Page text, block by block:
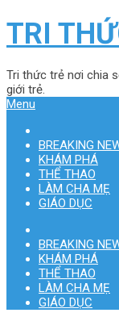
TRI
Tri thức trẻ nơi chia
giới trẻ.
Menu
BREAKING
KHÁM PHÁ
THỂ THAO
LÀM CHA MẸ
GIÁO DỤC
BREAKING
KHÁM PHÁ
THỂ THAO
LÀM CHA MẸ
GIÁO DỤC